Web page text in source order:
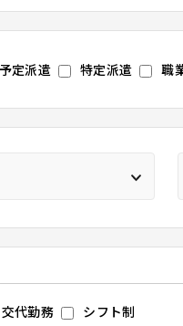
定派遣 特定派遣 職
交代勤務 シフト制